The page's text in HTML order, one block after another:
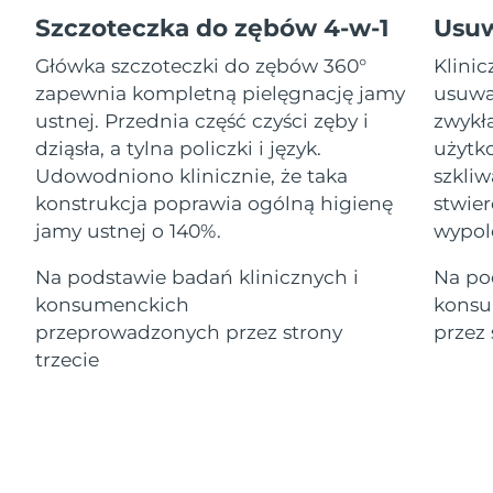
Szczoteczka do zębów 4-w-1
Główka szczoteczki do zębów 360°
zapewnia kompletną pielęgnację jamy
ustnej. Przednia część czyści zęby i
dziąsła, a tylna policzki i język.
Udowodniono klinicznie, że taka
konstrukcja poprawia ogólną higienę
jamy ustnej o 140%.
Na podstawie badań klinicznych i
konsumenckich
przeprowadzonych przez strony
trzecie
Na
przez
Advanced pore care essentials
Serum
For healthy hair
issa™ Teeth Whitening Gel
18% PAP
Kosmetyki Mężczyźni
FOREO APP
O NAS
15/08/2026
Grecja
Oczekiwany czas dostawy
SRA Hongkong
(Chiny)
Oczekiwany czas dostawy
12/08/2026
Węgry
Oczekiwany czas dostawy
Islandia
Oczekiwany czas dostawy
12/08/2026
Indonezja
Oczekiwany czas dostawy